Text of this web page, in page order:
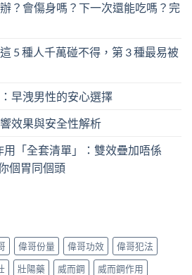
？會傷身嗎？下一次還能吃嗎？完
5 種人千萬碰不得，第 3 種最易被
早洩男性的安心選擇
效果與安全性解析
用「全套清單」：雙效疊加唔係
個胃同個頭
偉哥份量 偉哥功效
偉哥犯法
壯陽藥 威而鋼
威而鋼作用